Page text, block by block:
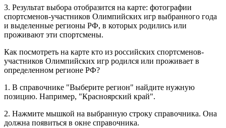
3. Результат выбора отобразится на карте: фотографии
спортсменов-участников Олимпийских игр выбранного года
и выделенные регионы РФ, в которых родились или
проживают эти спортсмены.
Как посмотреть на карте кто из российских спортсменов-
участников Олимпийских игр родился или проживает в
определенном регионе РФ?
1. В справочнике "Выберите регион" найдите нужную
позицию. Например, "Красноярский край".
2. Нажмите мышкой на выбранную строку справочника. Она
должна появиться в окне справочника.